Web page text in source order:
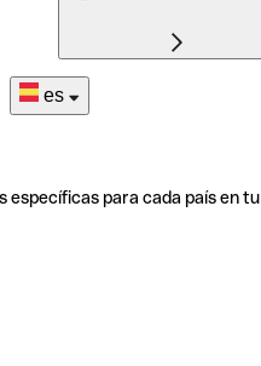
es
específicas para cada país en tu